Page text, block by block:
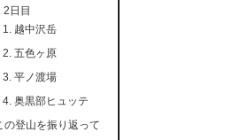
2日目
越中沢岳
五色ヶ原
平ノ渡場
奥黒部ヒュッテ
の登山を振り返って